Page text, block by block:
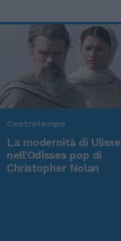
Controtempo
La modernità di Ulisse
nell'Odissea pop di
Christopher Nolan